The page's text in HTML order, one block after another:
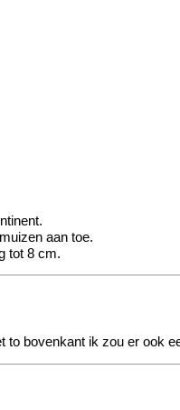
aan toe.
tot 8 cm.
bovenkant ik zou er ook